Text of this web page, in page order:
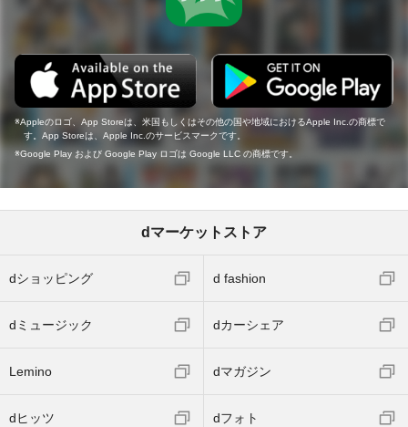
Appleのロゴ、App Storeは、米国もしくはその他の国や地域におけるApple Inc.の商標で
す。App Storeは、Apple Inc.のサービスマークです。
Google Play および Google Play ロゴは Google LLC の商標です。
dマーケットストア
dショッピング d fashion
dミュージック dカーシェア
Lemino dマガジン
dヒッツ dフォト